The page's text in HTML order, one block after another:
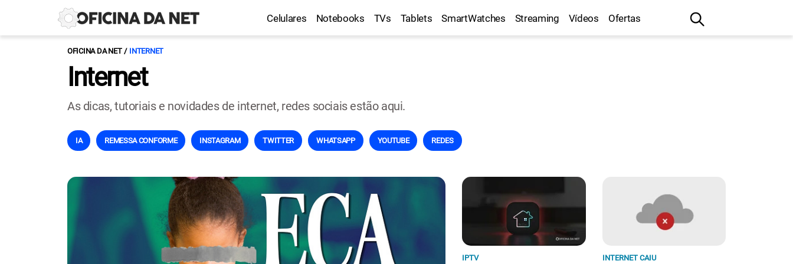
Celulares Notebooks TVs Tablets SmartWatches Streaming Vídeos Ofertas
OFICINA DA NET INTERNET
Internet
As dicas, tutoriais e novidades de internet, redes sociais estão aqui.
IA REMESSA CONFORME INSTAGRAM TWITTER WHATSAPP YOUTUBE REDES
IPTV INTERNET CAIU